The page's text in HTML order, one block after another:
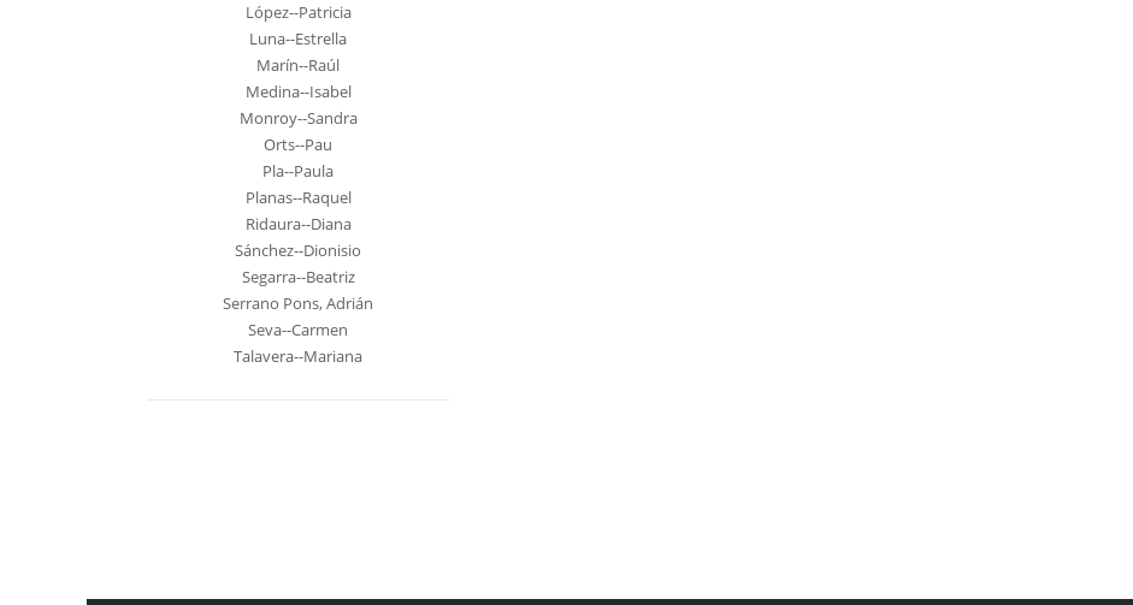
López--Patricia
Luna--Estrella
Marín--Raúl
Medina--Isabel
Monroy--Sandra
Orts--Pau
Pla--Paula
Planas--Raquel
Ridaura--Diana
Sánchez--Dionisio
Segarra--Beatriz
Serrano Pons, Adrián
Seva--Carmen
Talavera--Mariana